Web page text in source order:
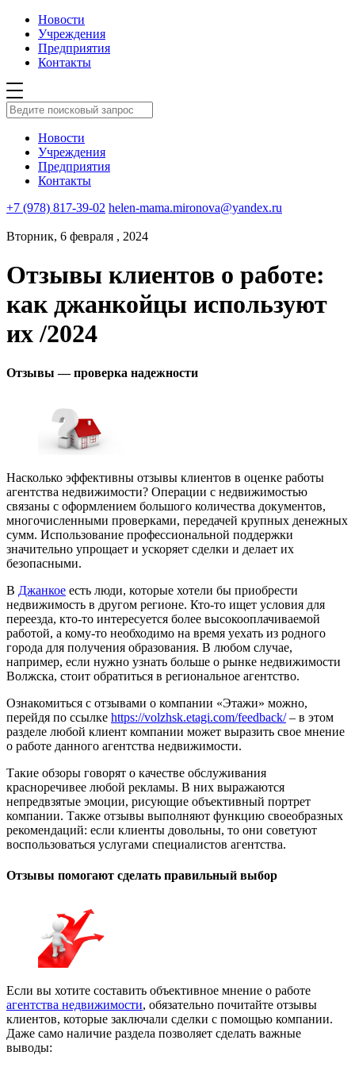
Новости
Учреждения
Предприятия
Контакты
Новости
Учреждения
Предприятия
Контакты
+7 (978) 817-39-02 helen-mama.mironova@yandex.ru
Вторник, 6 февраля , 2024
Отзывы клиентов о работе:
как джанкойцы используют
их /2024
Отзывы — проверка надежности
Насколько эффективны отзывы клиентов в оценке работы
агентства недвижимости? Операции с недвижимостью
связаны с оформлением большого количества документов,
многочисленными проверками, передачей крупных денежных
сумм. Использование профессиональной поддержки
значительно упрощает и ускоряет сделки и делает их
безопасными.
В Джанкое есть люди, которые хотели бы приобрести
недвижимость в другом регионе. Кто-то ищет условия для
переезда, кто-то интересуется более высокооплачиваемой
работой, а кому-то необходимо на время уехать из родного
города для получения образования. В любом случае,
например, если нужно узнать больше о рынке недвижимости
Волжска, стоит обратиться в региональное агентство.
Ознакомиться с отзывами о компании «Этажи» можно,
перейдя по ссылке https://volzhsk.etagi.com/feedback/– в этом
разделе любой клиент компании может выразить свое мнение
о работе данного агентства недвижимости.
Такие обзоры говорят о качестве обслуживания
красноречивее любой рекламы. В них выражаются
непредвзятые эмоции, рисующие объективный портрет
компании. Также отзывы выполняют функцию своеобразных
рекомендаций: если клиенты довольны, то они советуют
воспользоваться услугами специалистов агентства.
Отзывы помогают сделать правильный выбор
Если вы хотите составить объективное мнение о работе
агентства недвижимости, обязательно почитайте отзывы
клиентов, которые заключали сделки с помощью компании.
Даже само наличие раздела позволяет сделать важные
выводы: